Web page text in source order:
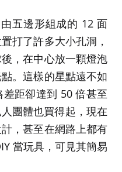
五邊形組成的 12 面
打了許多大小孔洞，
，在中心放一顆燈泡
。這樣的星點遠不如
距卻達到 50 倍甚至
團體也買得起，現在
，甚至在網路上都有
當玩具，可見其簡易